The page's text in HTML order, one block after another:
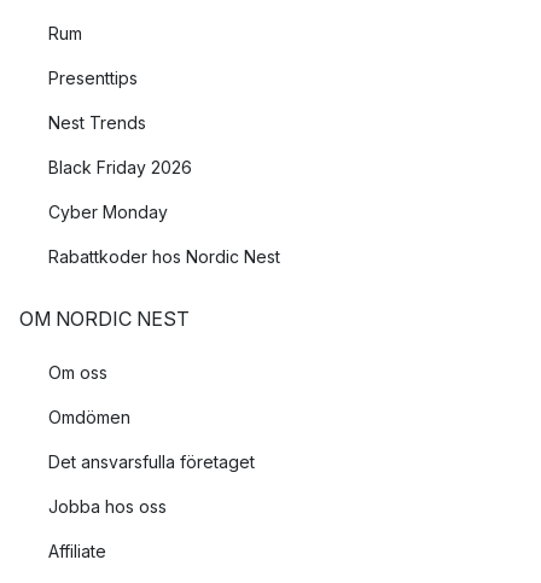
Rum
Presenttips
Nest Trends
Black Friday 2026
Cyber Monday
Rabattkoder hos Nordic Nest
OM NORDIC NEST
Om oss
Omdömen
Det ansvarsfulla företaget
Jobba hos oss
Affiliate